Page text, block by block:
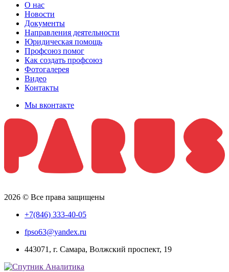
О нас
Новости
Документы
Направления деятельности
Юридическая помощь
Профсоюз помог
Как создать профсоюз
Фотогалерея
Видео
Контакты
Мы вконтакте
2026 © Все права защищены
+7(846) 333-40-05
fpso63@yandex.ru
443071, г. Самара, Волжский проспект, 19